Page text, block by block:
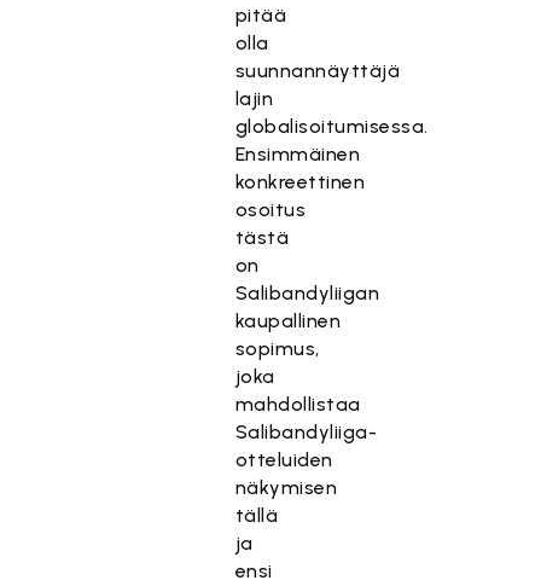
pitää
olla
suunnannäyttäjä
lajin
globalisoitumisessa.
Ensimmäinen
konkreettinen
osoitus
tästä
on
Salibandyliigan
kaupallinen
sopimus,
joka
mahdollistaa
Salibandyliiga-
otteluiden
näkymisen
tällä
ja
ensi